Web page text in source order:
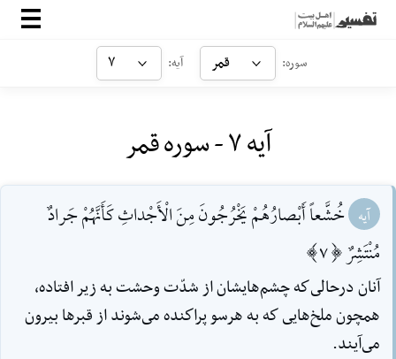
صفحه‌اصلی
سوره: قمر آیه: ۷
آیه ۷ - سوره قمر
آیه خُشَّعاً أَبْصارُهُمْ يَخْرُجُونَ مِنَ الْأَجْداثِ كَأَنَّهُمْ جَرادٌ
مُنْتَشِرٌ [7]
آنان درحالى‌كه چشم‌هايشان از شدّت وحشت به زير افتاده،
همچون ملخ‌هايى كه به هرسو پراكنده مى‌شوند از قبرها بيرون
مى‌آيند.